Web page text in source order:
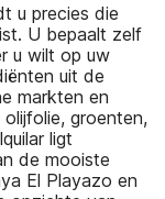
u precies die
U bepaalt zelf
u wilt op uw
uit de
markten en
groenten,
ligt
de mooiste
El Playazo en